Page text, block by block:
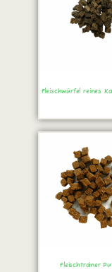
Fleischwürfel reines
Fleischtrainer